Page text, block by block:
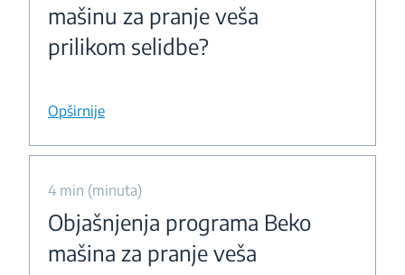
mašinu za pranje veša
prilikom selidbe?
Opširnije
4 min (minuta)
Objašnjenja programa Beko
mašina za pranje veša